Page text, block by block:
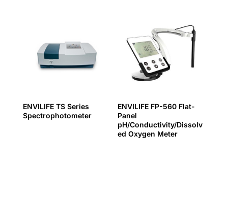
ENVILIFE TS Series
Spectrophotometer
ENVILIFE FP-560 Flat-
Panel
pH/Conductivity/Dissolv
ed Oxygen Meter